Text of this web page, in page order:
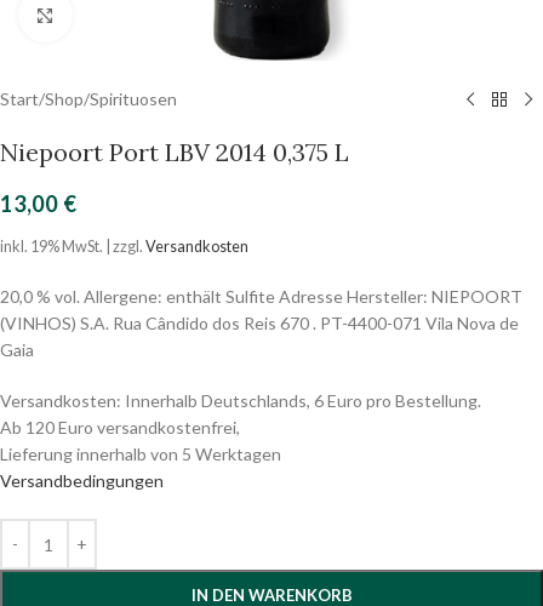
Start/Shop/Spirituosen
Niepoort Port LBV 2014 0,375 L
13,00 €
inkl. 19% MwSt. | zzgl. Versandkosten
20,0 % vol. Allergene: enthält Sulfite Adresse Hersteller: NIEPOORT
(VINHOS) S.A. Rua Cândido dos Reis 670 . PT-4400-071 Vila Nova de
Gaia
Versandkosten: Innerhalb Deutschlands, 6 Euro pro Bestellung.
Ab 120 Euro versandkostenfrei,
Lieferung innerhalb von 5 Werktagen
Versandbedingungen
IN DEN WARENKORB